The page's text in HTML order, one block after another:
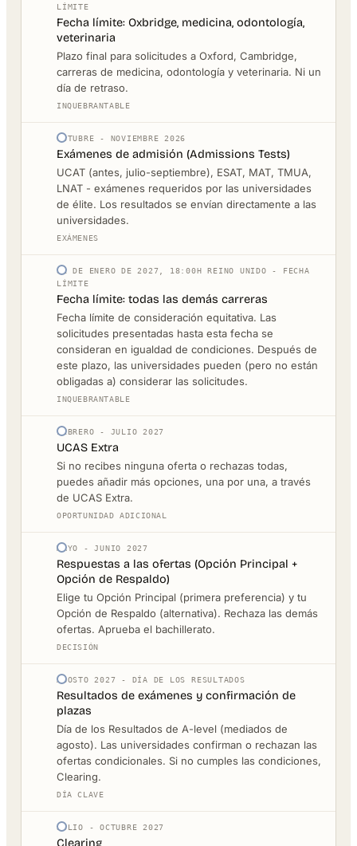
LÍMITE
Fecha límite: Oxbridge, medicina, odontología,
veterinaria
Plazo final para solicitudes a Oxford, Cambridge,
carreras de medicina, odontología y veterinaria. Ni un
día de retraso.
INQUEBRANTABLE
OCTUBRE - NOVIEMBRE 2026
Exámenes de admisión (Admissions Tests)
UCAT (antes, julio-septiembre), ESAT, MAT, TMUA,
LNAT - exámenes requeridos por las universidades
de élite. Los resultados se envían directamente a las
universidades.
EXÁMENES
31 DE ENERO DE 2027, 18:00H REINO UNIDO - FECHA
LÍMITE
Fecha límite: todas las demás carreras
Fecha límite de consideración equitativa. Las
solicitudes presentadas hasta esta fecha se
consideran en igualdad de condiciones. Después de
este plazo, las universidades pueden (pero no están
obligadas a) considerar las solicitudes.
INQUEBRANTABLE
FEBRERO - JULIO 2027
UCAS Extra
Si no recibes ninguna oferta o rechazas todas,
puedes añadir más opciones, una por una, a través
de UCAS Extra.
OPORTUNIDAD ADICIONAL
MAYO - JUNIO 2027
Respuestas a las ofertas (Opción Principal +
Opción de Respaldo)
Elige tu Opción Principal (primera preferencia) y tu
Opción de Respaldo (alternativa). Rechaza las demás
ofertas. Aprueba el bachillerato.
DECISIÓN
AGOSTO 2027 - DÍA DE LOS RESULTADOS
Resultados de exámenes y confirmación de
plazas
Día de los Resultados de A-level (mediados de
agosto). Las universidades confirman o rechazan las
ofertas condicionales. Si no cumples las condiciones,
Clearing.
DÍA CLAVE
JULIO - OCTUBRE 2027